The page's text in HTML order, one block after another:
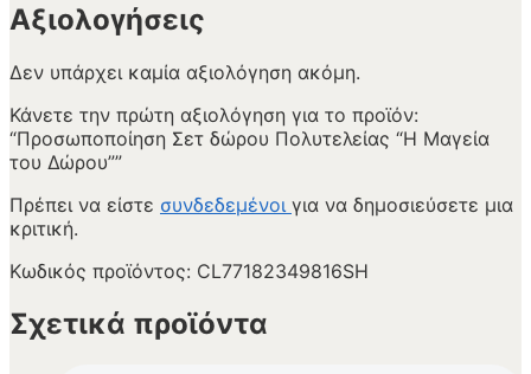
Αξιολογήσεις
Δεν υπάρχει καμία αξιολόγηση ακόμη.
Κάνετε την πρώτη αξιολόγηση για το προϊόν:
“Προσωποποίηση Σετ δώρου Πολυτελείας “Η Μαγεία
του Δώρου””
Πρέπει να είστε συνδεδεμένοι για να δημοσιεύσετε μια
κριτική.
Κωδικός προϊόντος: CL77182349816SH
Σχετικά προϊόντα